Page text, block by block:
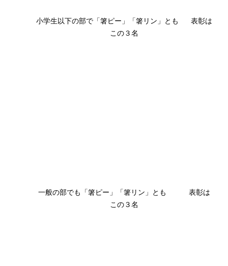
小学生以下の部で「箸ピー」「箸リン」とも      表彰は
この３名
一般の部でも「箸ピー」「箸リン」とも           表彰は
この３名